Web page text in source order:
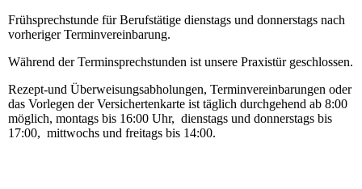
Frühsprechstunde für Berufstätige dienstags und donnerstags nach
vorheriger Terminvereinbarung.
Während der Terminsprechstunden ist unsere Praxistür geschlossen.
Rezept-und Überweisungsabholungen, Terminvereinbarungen oder
das Vorlegen der Versichertenkarte ist täglich durchgehend ab 8:00
möglich, montags bis 16:00 Uhr, dienstags und donnerstags bis
17:00, mittwochs und freitags bis 14:00.